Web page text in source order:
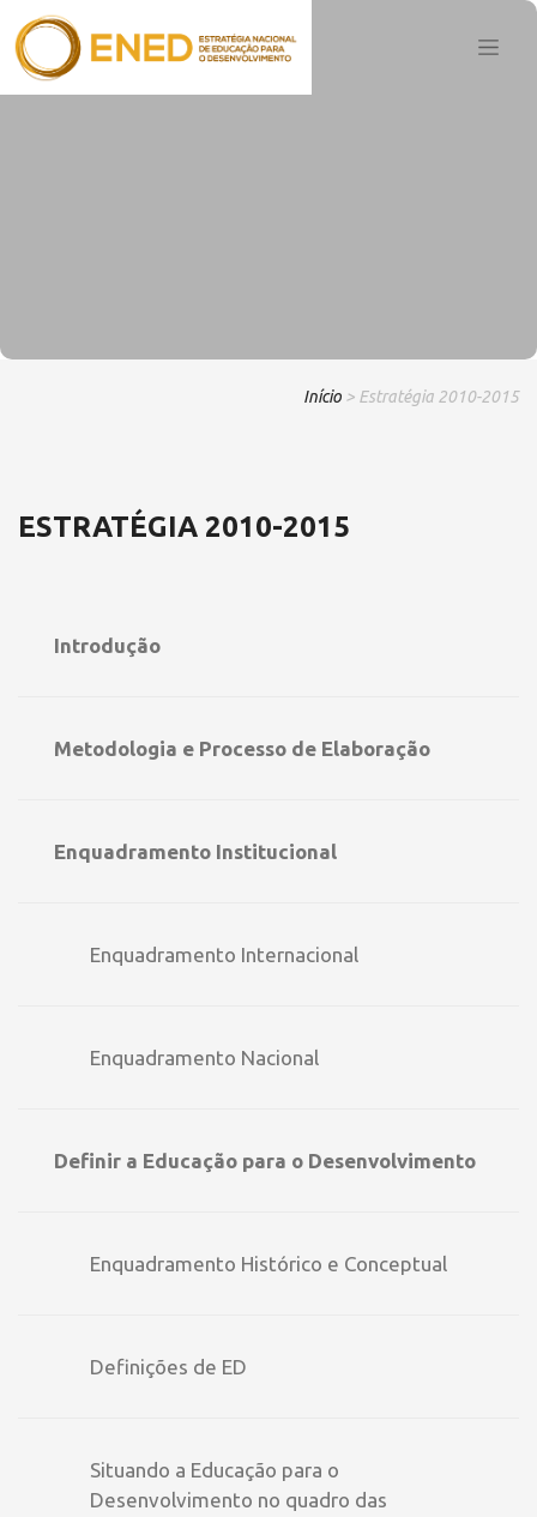
Início > Estratégia 2010-2015
ESTRATÉGIA 2010-2015
Introdução
Metodologia e Processo de Elaboração
Enquadramento Institucional
Enquadramento Internacional
Enquadramento Nacional
Definir a Educação para o Desenvolvimento
Enquadramento Histórico e Conceptual
Definições de ED
Situando a Educação para o
Desenvolvimento no quadro das